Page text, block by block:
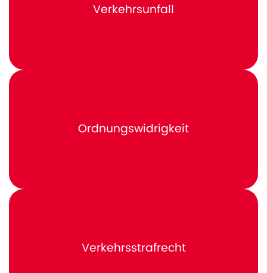
Verkehrsunfall
Ordnungswidrigkeit
Verkehrsstrafrecht